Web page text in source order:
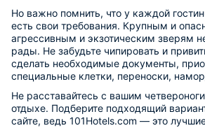
Но важно помнить, что у каждой
есть свои требования. Крупным и
агрессивным и экзотическим зверям
рады. Не забудьте чипировать и
сделать необходимые документы,
специальные клетки, переноски,
Не расставайтесь с вашим
отдыхе. Подберите подходящий
сайте, ведь 101Hotels.com — это